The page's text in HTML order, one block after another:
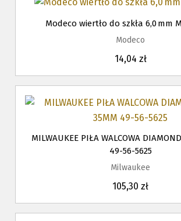
Modeco wiertło do szkła 6,0 mm
Modeco
14,04 zł
MILWAUKEE PIŁA WALCOWA
49-56-5625
Milwaukee
105,30 zł